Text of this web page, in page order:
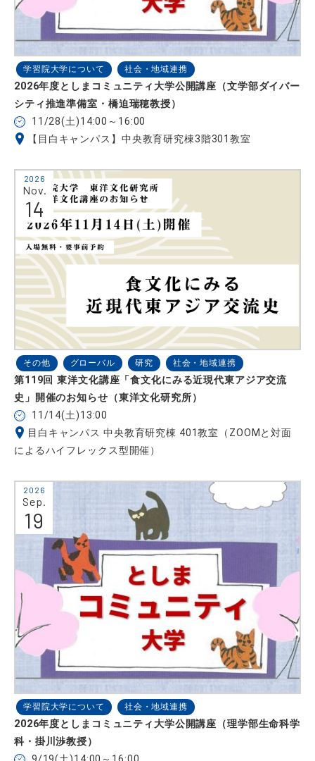
学習院大学について 社会・地域連携
2026年度としまコミュニティ大学公開講座（文学部ダイバー
シティ推進準備室・橋迫瑞穂教授）
11/28(土)14:00～16:00
【目白キャンパス】中央教育研究棟3階301教室
2026
Nov.
14
その他 グローバル 研究 社会・地域連携
第119回 東洋文化講座「食文化にみる近現代東アジア交流
史」開催のお知らせ（東洋文化研究所）
11/14(土)13:00
目白キャンパス 中央教育研究棟 401教室（ZOOMと対面
によるハイフレックス型開催）
2026
Sep.
19
学習院大学について 社会・地域連携
2026年度としまコミュニティ大学公開講座（理学部生命科学
科・掛川渉教授）